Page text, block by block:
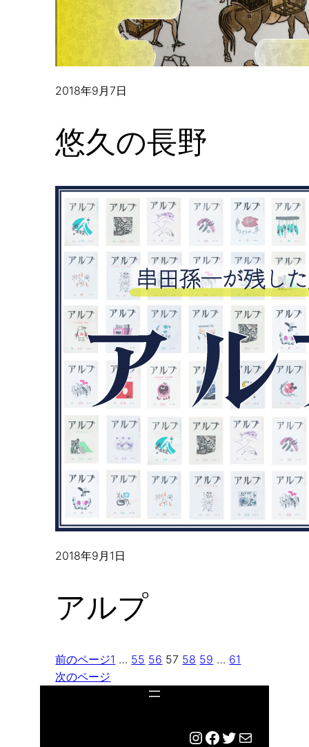
2018年9月7日
悠久の長野
2018年9月1日
アルプ
前のページ1 … 55 56 57 58 59 … 61
次のページ
Instagram
Facebook
Twitter
メール